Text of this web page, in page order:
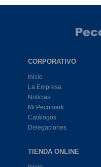
CORPORATIVO
Inicio
La Empresa
Noticias
Mi Pecomark
Catálogos
Delegaciones
TIENDA ONLINE